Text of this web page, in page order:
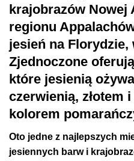
krajobrazów Nowej
regionu
jesień na
Zjednoczone
które jesienią
czerwienią, złotem
kolorem
Oto jedne z najlepszych
jesiennych barw i